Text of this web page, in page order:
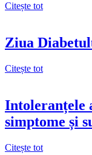
Citește tot
Ziua
Citește tot
Intoleranțele
simptome și
Citește tot